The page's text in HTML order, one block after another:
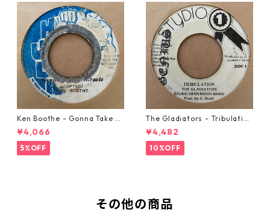
Ken Boothe - Gonna Take A
Miracle【7-21362】
¥4,066
5%OFF
The Gladiators - Tribulation
【7-21365】
¥4,482
10%OFF
その他の商品